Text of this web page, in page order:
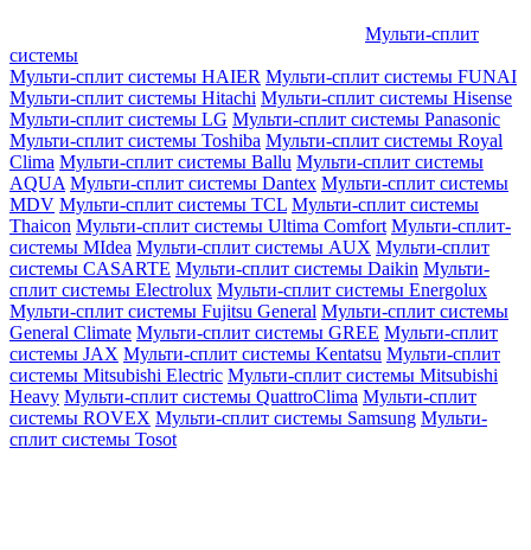
Мульти-сплит
системы
Мульти-сплит системы HAIER Мульти-сплит системы FUNAI
Мульти-сплит системы Hitachi Мульти-сплит системы Hisense
Мульти-сплит системы LG Мульти-сплит системы Panasonic
Мульти-сплит системы Toshiba Мульти-сплит системы Royal
Clima Мульти-сплит системы Ballu Мульти-сплит системы
AQUA Мульти-сплит системы Dantex Мульти-сплит системы
MDV Мульти-сплит системы TCL Мульти-сплит системы
Thaicon Мульти-сплит системы Ultima Comfort Мульти-сплит-
системы MIdea Мульти-сплит системы AUX Мульти-сплит
системы CASARTE Мульти-сплит системы Daikin Мульти-
сплит системы Electrolux Мульти-сплит системы Energolux
Мульти-сплит системы Fujitsu General Мульти-сплит системы
General Climate Мульти-сплит системы GREE Мульти-сплит
системы JAX Мульти-сплит системы Kentatsu Мульти-сплит
системы Mitsubishi Electric Мульти-сплит системы Mitsubishi
Heavy Мульти-сплит системы QuattroClima Мульти-сплит
системы ROVEX Мульти-сплит системы Samsung Мульти-
сплит системы Tosot